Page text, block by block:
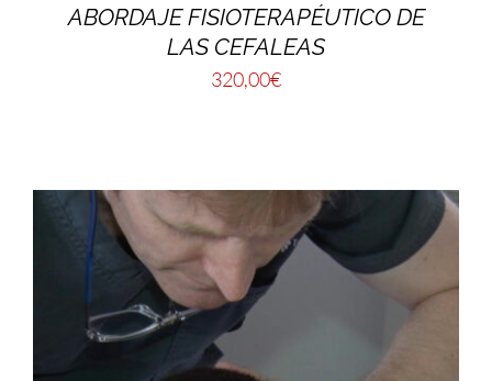
ABORDAJE FISIOTERAPÉUTICO DE
LAS CEFALEAS
320,00€